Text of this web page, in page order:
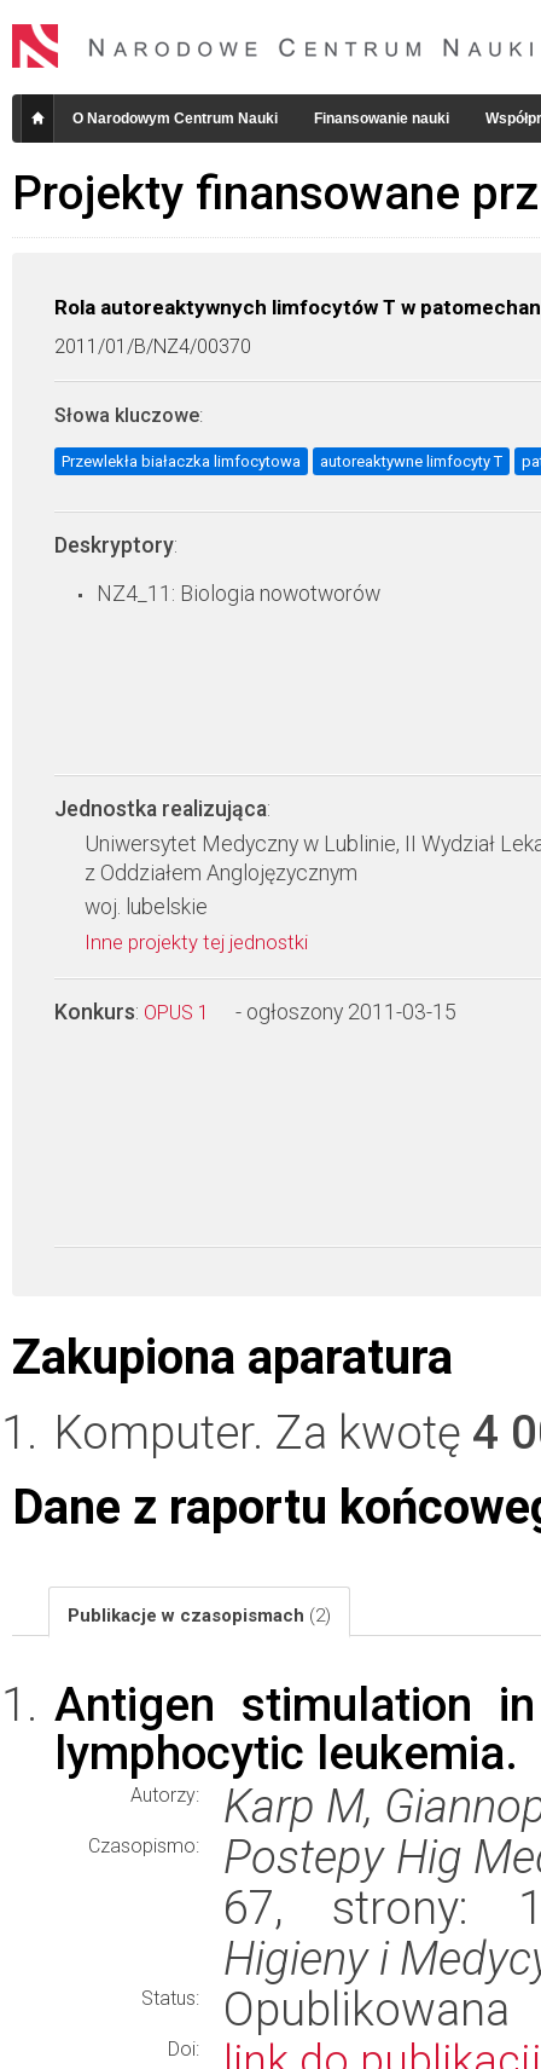
O Narodowym Centrum Nauki Finansowanie nauki
Projekty finansowane
Rola autoreaktywnych limfocytów T w
2011/01/B/NZ4/00370
Słowa kluczowe:
Przewlekła białaczka limfocytowa autoreaktywne limfocyty T
Deskryptory:
NZ4_11: Biologia nowotworów
Jednostka realizująca:
Uniwersytet Medyczny w Lublinie, II Wydział
z Oddziałem Anglojęzycznym
woj. lubelskie
Inne projekty tej jednostki
Konkurs: OPUS 1 - ogłoszony 2011-03-15
Zakupiona aparatura
Komputer. Za kwotę 4
Dane z raportu
Publikacje w czasopismach (2)
Antigen stimulation
lymphocytic leukemia.
Autorzy: Karp M,
Czasopismo:
Postepy Hig
67, strony:
Higieny i
Status: Opublikowana
Doi: